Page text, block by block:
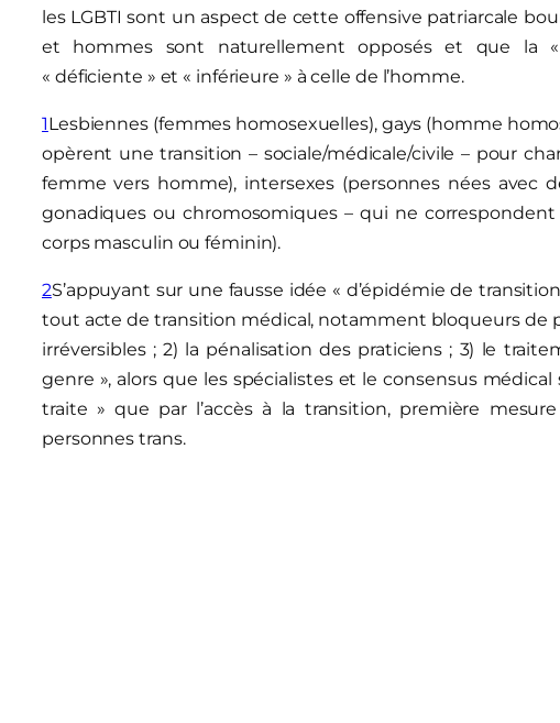
les LGBTI sont un aspect de cette offensive patriarcale
et hommes sont naturellement opposés et que la
« déficiente » et « inférieure » à celle de l’homme.
1Lesbiennes (femmes homosexuelles), gays (homme
opèrent une transition – sociale/médicale/civile – pour
femme vers homme), intersexes (personnes nées avec
gonadiques ou chromosomiques – qui ne
corps masculin ou féminin).
2S’appuyant sur une fausse idée « d’épidémie de
tout acte de transition médical, notamment bloqueurs de
irréversibles ; 2) la pénalisation des praticiens ; 3) le
genre », alors que les spécialistes et le consensus
traite » que par l’accès à la transition, première
personnes trans.